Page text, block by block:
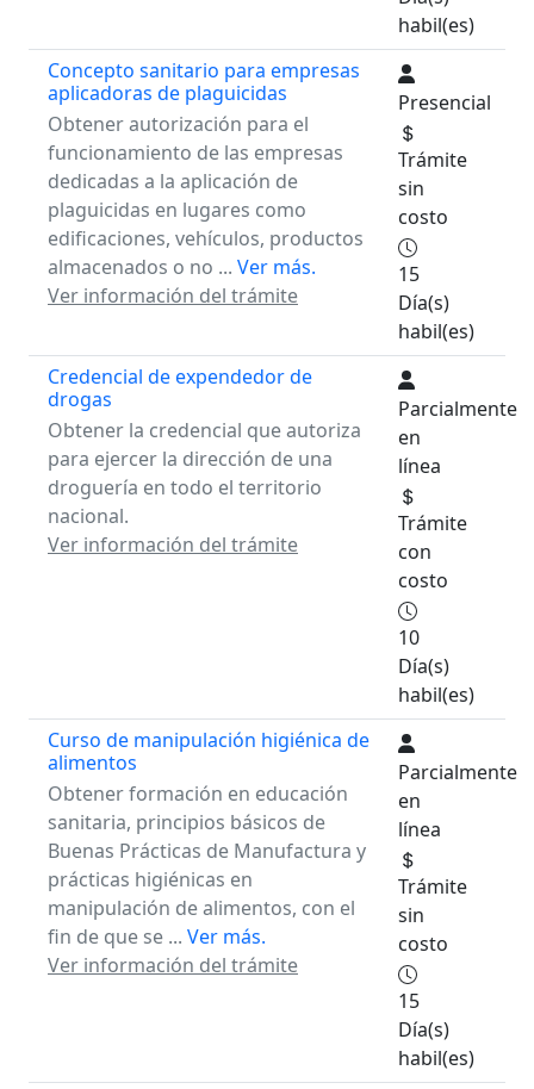
habil(es)
Concepto sanitario para empresas
aplicadoras de plaguicidas
Obtener autorización para el
funcionamiento de las empresas
dedicadas a la aplicación de
plaguicidas en lugares como
edificaciones, vehículos, productos
almacenados o no ... Ver más.
Ver información del trámite
Presencial
Trámite
sin
costo
15
Día(s)
habil(es)
Credencial de expendedor de
drogas
Obtener la credencial que autoriza
para ejercer la dirección de una
droguería en todo el territorio
nacional.
Ver información del trámite
Parcialmente
en
línea
Trámite
con
costo
10
Día(s)
habil(es)
Curso de manipulación higiénica de
alimentos
Obtener formación en educación
sanitaria, principios básicos de
Buenas Prácticas de Manufactura y
prácticas higiénicas en
manipulación de alimentos, con el
fin de que se ... Ver más.
Ver información del trámite
Parcialmente
en
línea
Trámite
sin
costo
15
Día(s)
habil(es)